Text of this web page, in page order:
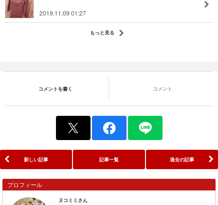
2019.11.09 01:27
もっと見る
コメントを書く コメント
新しい記事 記事一覧 過去の記事
プロフィール
ヌコミミさん